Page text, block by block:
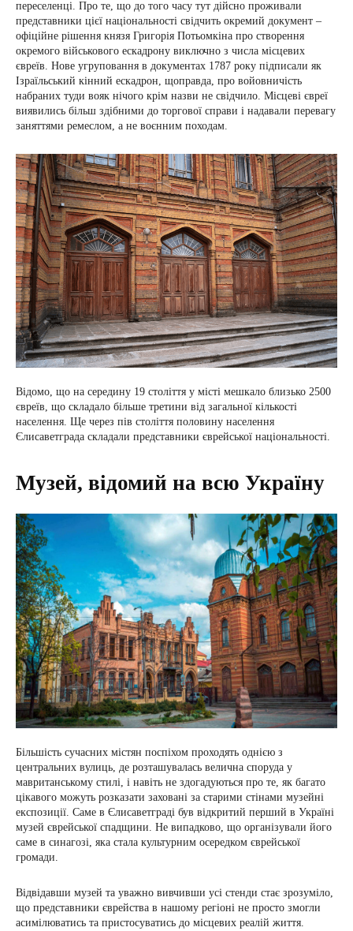
переселенці. Про те, що до того часу тут дійсно проживали
представники цієї національності свідчить окремий документ –
офіційне рішення князя Григорія Потьомкіна про створення
окремого військового ескадрону виключно з числа місцевих
євреїв. Нове угруповання в документах 1787 року підписали як
Ізраїльський кінний ескадрон, щоправда, про войовничість
набраних туди вояк нічого крім назви не свідчило. Місцеві євреї
виявились більш здібними до торгової справи і надавали перевагу
заняттями ремеслом, а не воєнним походам.
Відомо, що на середину 19 століття у місті мешкало близько 2500
євреїв, що складало більше третини від загальної кількості
населення. Ще через пів століття половину населення
Єлисаветграда складали представники єврейської національності.
Музей, відомий на всю Україну
Більшість сучасних містян поспіхом проходять однією з
центральних вулиць, де розташувалась велична споруда у
мавританському стилі, і навіть не здогадуються про те, як багато
цікавого можуть розказати заховані за старими стінами музейні
експозиції. Саме в Єлисаветграді був відкритий перший в Україні
музей єврейської спадщини. Не випадково, що організували його
саме в синагозі, яка стала культурним осередком єврейської
громади.
Відвідавши музей та уважно вивчивши усі стенди стає зрозуміло,
що представники єврейства в нашому регіоні не просто змогли
асимілюватись та пристосуватись до місцевих реалій життя.